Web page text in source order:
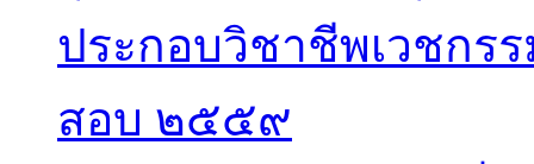
ประกอบวิชาชีพเวชกร
สอบ ๒๕๕๙